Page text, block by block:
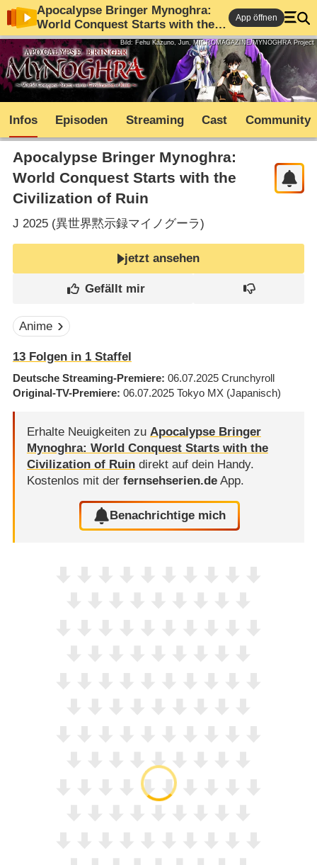
Apocalypse Bringer Mynoghra:
World Conquest Starts with the
Civilization of Ruin
App öffnen
Bild: Fehu Kazuno, Jun, MICROMAGAZINE/MYNOGHRA Project
Infos Episoden Streaming Cast Community
Apocalypse Bringer Mynoghra:
World Conquest Starts with the
Civilization of Ruin
J 2025 (異世界黙示録マイノグーラ)
jetzt ansehen
Anime
13Folgen in 1Staffel
Deutsche Streaming-Premiere 06.07.2025 Crunchyroll
Original-TV-Premiere 06.07.2025 Tokyo MX (Japanisch)
Erhalte Neuigkeiten zu Apocalypse Bringer
Mynoghra: World Conquest Starts with the
Civilization of Ruindirekt auf dein Handy.
Kostenlos mit der fernsehserien.deApp.
Benachrichtige mich